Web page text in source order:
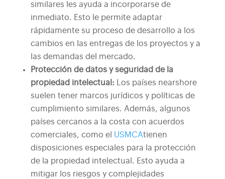
similares les ayuda a incorporarse de
inmediato. Esto le permite adaptar
rápidamente su proceso de desarrollo a los
cambios en las entregas de los proyectos y a
las demandas del mercado.
Protección de datos y seguridad de la
propiedad intelectual:
Los países nearshore
suelen tener marcos jurídicos y políticas de
cumplimiento similares. Además, algunos
países cercanos a la costa con acuerdos
comerciales, como el USMCAtienen
disposiciones especiales para la protección
de la propiedad intelectual. Esto ayuda a
mitigar los riesgos y complejidades